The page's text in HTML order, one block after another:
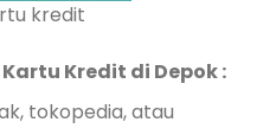
kredit
Kredit di Depok :
tokopedia, atau